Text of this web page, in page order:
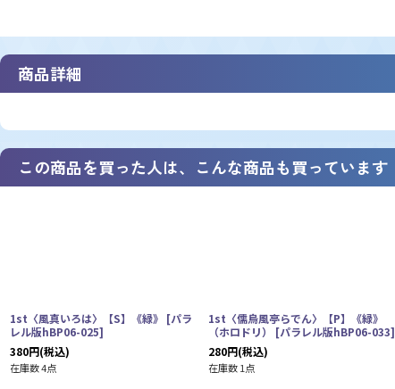
商品詳細
この商品を買った人は、こんな商品も買っています
1st〈風真いろは〉【S】《緑》 [パラ
レル版hBP06-025]
380円(税込)
在庫数 4点
1st〈儒烏風亭らでん〉【P】《緑》
（ホロドリ）
[パラレル版hBP06-033]
280円(税込)
在庫数 1点